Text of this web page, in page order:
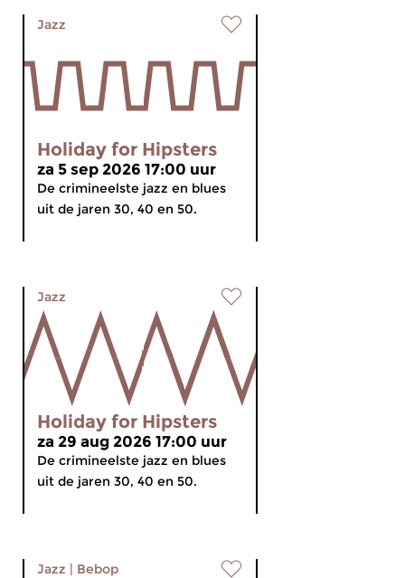
Jazz
Holiday for Hipsters
za 5 sep 2026 17:00 uur
De crimineelste jazz en blues
uit de jaren 30, 40 en 50.
Jazz
Holiday for Hipsters
za 29 aug 2026 17:00 uur
De crimineelste jazz en blues
uit de jaren 30, 40 en 50.
Jazz | Bebop